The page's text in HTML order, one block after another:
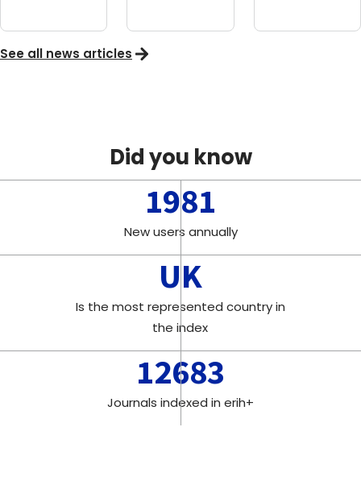
See all news articles
Did you know
1981
New users annually
UK
Is the most represented country in
the index
12683
Journals indexed in erih+